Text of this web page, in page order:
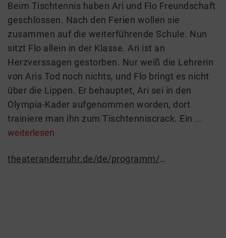
Beim Tischtennis haben Ari und Flo Freundschaft
geschlossen. Nach den Ferien wollen sie
zusammen auf die weiterführende Schule. Nun
sitzt Flo allein in der Klasse. Ari ist an
Herzverssagen gestorben. Nur weiß die Lehrerin
von Aris Tod noch nichts, und Flo bringt es nicht
über die Lippen. Er behauptet, Ari sei in den
Olympia-Kader aufgenommen worden, dort
trainiere man ihn zum Tischtenniscrack. Ein ...
weiterlesen
theateranderruhr.de/de/programm/stuecke/9735-schmetterball